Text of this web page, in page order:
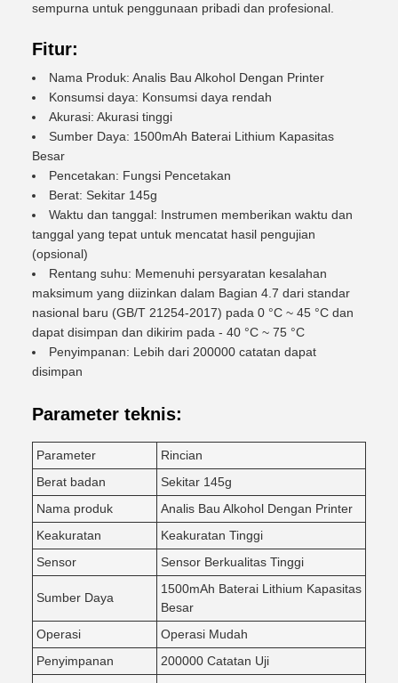
sempurna untuk penggunaan pribadi dan profesional.
Fitur:
Nama Produk: Analis Bau Alkohol Dengan Printer
Konsumsi daya: Konsumsi daya rendah
Akurasi: Akurasi tinggi
Sumber Daya: 1500mAh Baterai Lithium Kapasitas
Besar
Pencetakan: Fungsi Pencetakan
Berat: Sekitar 145g
Waktu dan tanggal: Instrumen memberikan waktu dan
tanggal yang tepat untuk mencatat hasil pengujian
(opsional)
Rentang suhu: Memenuhi persyaratan kesalahan
maksimum yang diizinkan dalam Bagian 4.7 dari standar
nasional baru (GB/T 21254-2017) pada 0 °C ~ 45 °C dan
dapat disimpan dan dikirim pada - 40 °C ~ 75 °C
Penyimpanan: Lebih dari 200000 catatan dapat
disimpan
Parameter teknis:
Parameter
Rincian
Berat badan
Sekitar 145g
Nama produk
Analis Bau Alkohol Dengan Printer
Keakuratan
Keakuratan Tinggi
Sensor
Sensor Berkualitas Tinggi
Sumber Daya
1500mAh Baterai Lithium Kapasitas
Besar
Operasi
Operasi Mudah
Penyimpanan
200000 Catatan Uji